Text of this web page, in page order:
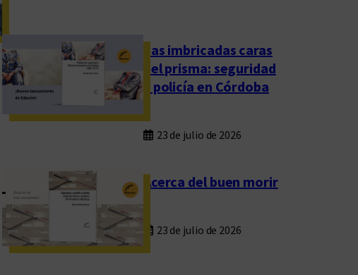
Las imbricadas caras
del prisma: seguridad
y policía en Córdoba
23 de julio de 2026
Acerca del buen morir
23 de julio de 2026